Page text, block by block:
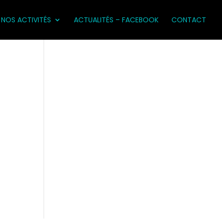
NOS ACTIVITÉS ACTUALITÉS – FACEBOOK CONTACT